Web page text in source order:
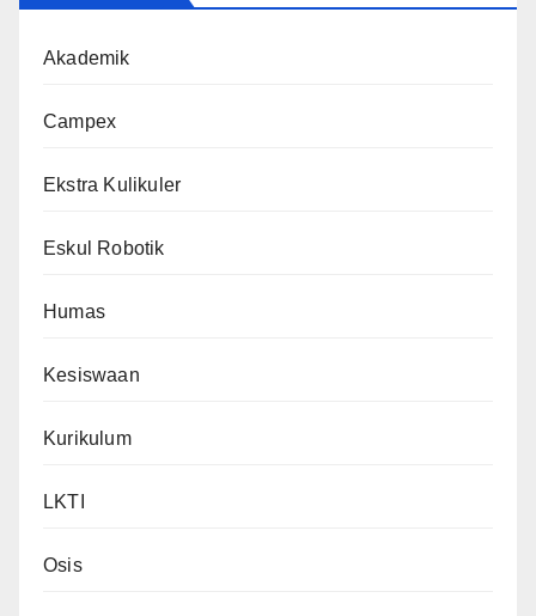
Akademik
Campex
Ekstra Kulikuler
Eskul Robotik
Humas
Kesiswaan
Kurikulum
LKTI
Osis